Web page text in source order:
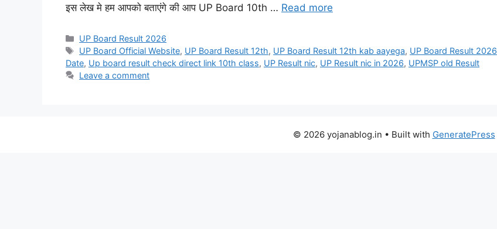
इस लेख मे हम आपको बताएंगे की आप UP Board 10th … Read more
UP Board Result 2026
UP Board Official Website, UP Board Result 12th, UP Board Result 12th kab aayega, UP Board Result 2026
Date, Up board result check direct link 10th class, UP Result nic, UP Result nic in 2026, UPMSP old Result
Leave a comment
© 2026 yojanablog.in • Built with GeneratePress